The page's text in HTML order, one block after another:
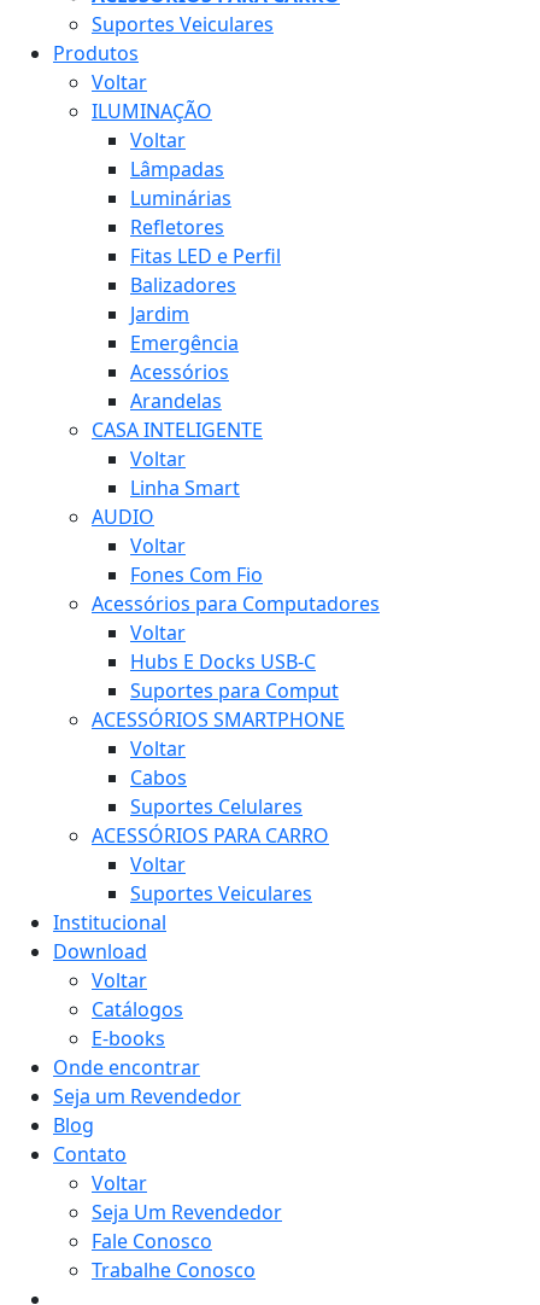
Suportes Veiculares
Produtos
Voltar
ILUMINAÇÃO
Voltar
Lâmpadas
Luminárias
Refletores
Fitas LED e Perfil
Balizadores
Jardim
Emergência
Acessórios
Arandelas
CASA INTELIGENTE
Voltar
Linha Smart
AUDIO
Voltar
Fones Com Fio
Acessórios para Computadores
Voltar
Hubs E Docks USB-C
Suportes para Comput
ACESSÓRIOS SMARTPHONE
Voltar
Cabos
Suportes Celulares
ACESSÓRIOS PARA CARRO
Voltar
Suportes Veiculares
Institucional
Download
Voltar
Catálogos
E-books
Onde encontrar
Seja um Revendedor
Blog
Contato
Voltar
Seja Um Revendedor
Fale Conosco
Trabalhe Conosco